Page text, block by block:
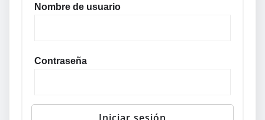
Nombre de usuario
Contraseña